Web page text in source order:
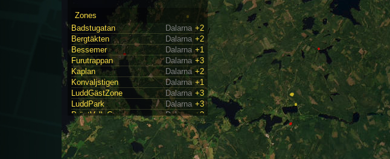
Zones
Badstugatan
+2
Dalarna
Bergtäkten
+2
Dalarna
Bessemer
+1
Dalarna
Furutrappan
+3
Dalarna
Kaplan
+2
Dalarna
Konvaljstigen
+1
Dalarna
LuddGästZone
+3
Dalarna
LuddPark
+3
Dalarna
PrästVallaGen
+3
Dalarna
Sjukhusvägen
+2
Dalarna
Säterstenen
+4
Dalarna
TackBarbro
+1
Dalarna